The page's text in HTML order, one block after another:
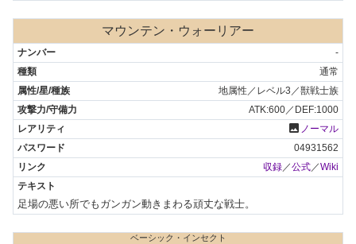
マウンテン・ウォーリアー
-
通常
地属性／レベル3／獣戦士族
ATK:600／DEF:1000
photo ノーマル
04931562
収録／公式／Wiki
足場の悪い所でもガンガン動きまわる頑丈な戦士。
ベーシック・インセクト